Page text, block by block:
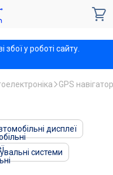
у роботі сайту.
GPS
дисплеї
системи